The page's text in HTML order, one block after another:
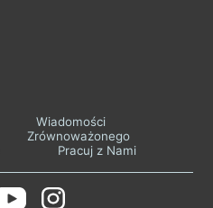
Wiadomości
Zrównoważonego
Pracuj z Nami